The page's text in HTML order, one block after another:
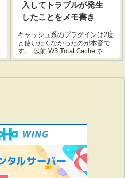
入してトラブルが発生
したことをメモ書き
キャッシュ系のプラグインは2度
と使いたくなかったのが本音で
す。 以前 W3 Total Cache を使
って凄く困ったからです。あれ
早いもんですね。。。 あと、 よ